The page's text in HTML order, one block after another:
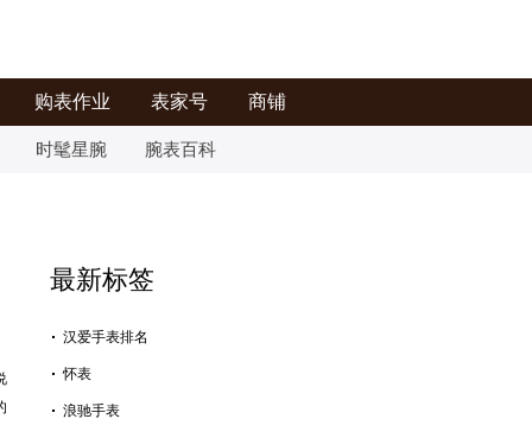
购表作业 表家号 商铺
时髦星腕 腕表百科
最新标签
汉爱手表排名
怀表
浪驰手表